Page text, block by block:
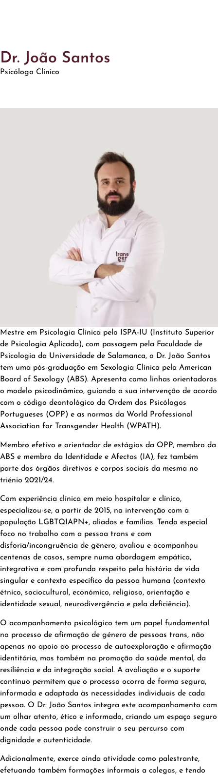
Dr. João Santos
Psicólogo Clínico
Mestre em Psicologia Clínica pelo ISPA-IU (Instituto Superior
de Psicologia Aplicada), com passagem pela Faculdade de
Psicologia da Universidade de Salamanca, o Dr. João Santos
tem uma pós-graduação em Sexologia Clínica pela American
Board of Sexology (ABS). Apresenta como linhas orientadoras
o modelo psicodinâmico, guiando a sua intervenção de acordo
com o código deontológico da Ordem dos Psicólogos
Portugueses (OPP) e as normas da World Professional
Association for Transgender Health (WPATH).
Membro efetivo e orientador de estágios da OPP, membro da
ABS e membro da Identidade e Afectos (IA), fez também
parte dos órgãos diretivos e corpos sociais da mesma no
triénio 2021/24.
Com experiência clínica em meio hospitalar e clínico,
especializou-se, a partir de 2015, na intervenção com a
população LGBTQIAPN+, aliados e famílias. Tendo especial
foco no trabalho com a pessoa trans e com
disforia/incongruência de género, avaliou e acompanhou
centenas de casos, sempre numa abordagem empática,
integrativa e com profundo respeito pela história de vida
singular e contexto específico da pessoa humana (contexto
étnico, sociocultural, económico, religioso, orientação e
identidade sexual, neurodivergência e pela deficiência).
O acompanhamento psicológico tem um papel fundamental
no processo de afirmação de género de pessoas trans, não
apenas no apoio ao processo de autoexploração e afirmação
identitária, mas também na promoção da saúde mental, da
resiliência e da integração social. A avaliação e o suporte
contínuo permitem que o processo ocorra de forma segura,
informada e adaptada às necessidades individuais de cada
pessoa. O Dr. João Santos integra este acompanhamento com
um olhar atento, ético e informado, criando um espaço seguro
onde cada pessoa pode construir o seu percurso com
dignidade e autenticidade.
Adicionalmente, exerce ainda atividade como palestrante,
efetuando também formações informais a colegas, e tendo